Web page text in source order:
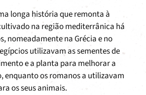
longa história que remonta à
na região mediterrânica há
nomeadamente na Grécia e no
utilizavam as sementes de
e a planta para melhorar a
enquanto os romanos a utilizavam
os seus animais.